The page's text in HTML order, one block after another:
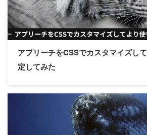
アプリーチをCSSでカスタマイズし
定してみた